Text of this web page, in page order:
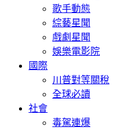
歌手動態
綜藝星聞
戲劇星聞
娛樂電影院
國際
川普對等關稅
全球必讀
社會
毒駕連爆